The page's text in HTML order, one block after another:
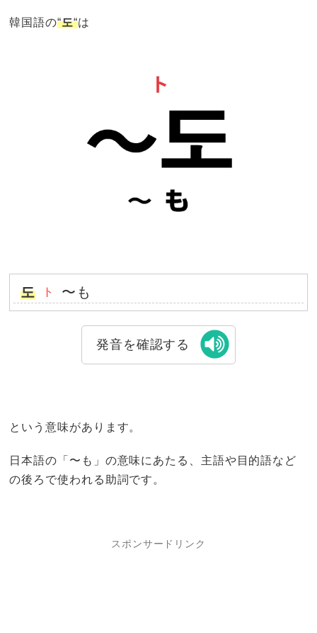
韓国語の“도“は
도 ト 〜も
発音を確認する
という意味があります。
日本語の「〜も」の意味にあたる、主語や目的語など
の後ろで使われる助詞です。
スポンサードリンク